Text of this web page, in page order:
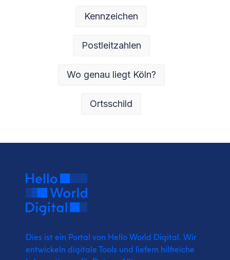
Kennzeichen
Postleitzahlen
Wo genau liegt Köln?
Ortsschild
Dies ist ein Portal von Hello World Digital. Wir
entwickeln digitale Tools und liefern hilfreiche